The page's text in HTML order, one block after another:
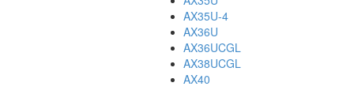
AX35U-4
AX36U
AX36UCGL
AX38UCGL
AX40